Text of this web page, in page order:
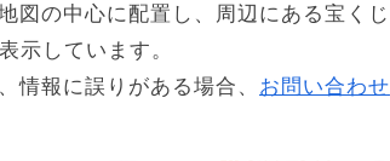
図の中心に配置し、周辺にある宝くじ
示しています。
情報に誤りがある場合、 お問い合わせ